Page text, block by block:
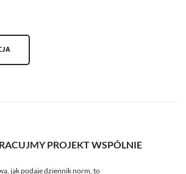
PROJEKT WSPÓLNIE
jak podaje dziennik norm, to